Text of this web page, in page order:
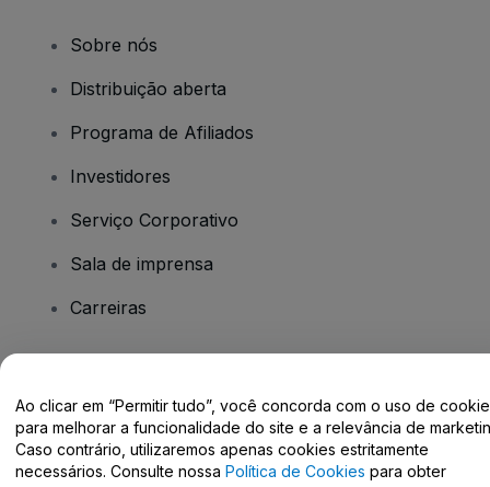
Sobre nós
Distribuição aberta
Programa de Afiliados
Investidores
Serviço Corporativo
Sala de imprensa
Carreiras
Centro de Ajuda / Fale Conosco
Ao clicar em “Permitir tudo”, você concorda com o uso de
para melhorar a funcionalidade do site e a relevância de
Caso contrário, utilizaremos apenas cookies estritamente
necessários. Consulte nossa Política de Cookies para obter